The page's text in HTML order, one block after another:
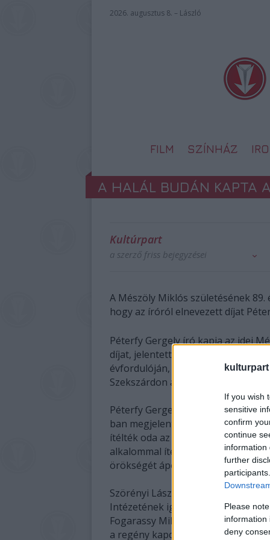
kulturpart
If you wish
sensitive
confirm
continue
information
further
Please
information
deny
2026. augusztus 8. – László
FILM SZÍNHÁZ
A HALÁL BUDÁN KAPTA
Kultúrpart
a szerző friss bejegyzései
A Mészöly Miklós születésének
hogy az íróról elnevezett díjat
Péterfy Gergely író kapja az idei
díjat, jelentette be a névadó
évfordulóján, kedden rendezett
Szekszárdon a Mészöly Miklós
Péterfy Gergelynek a Kalligram
ban megjelent Halál Budán című
ítélték oda az elismerést, amelyet
alkalommal ítélt oda a Mészöly
örökségét ápoló egyesület.
Szörényi László, az MTA
Intézetének igazgatója, az
Fogarassy Miklós kritikus
a regény kapcsán a